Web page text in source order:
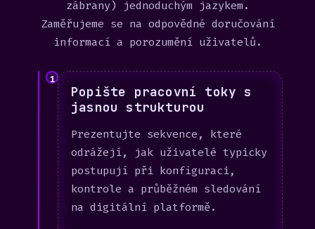
zábrany) jednoduchým jazykem.
Zaměřujeme se na odpovědné doručování
informací a porozumění uživatelů.
1
Popište pracovní toky s
jasnou strukturou
Prezentujte sekvence, které
odrážejí, jak uživatelé typicky
postupují při konfiguraci,
kontrole a průběžném sledování
na digitální platformě.